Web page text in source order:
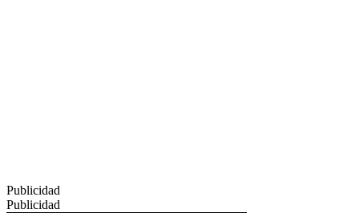
Publicidad
Publicidad